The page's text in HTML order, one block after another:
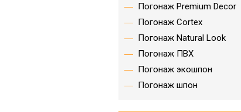
Погонаж Premium Decor
Погонаж Cortex
Погонаж Natural Look
Погонаж ПВХ
Погонаж экошпон
Погонаж шпон